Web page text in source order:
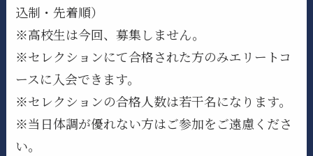
込制・先着順）
※高校生は今回、募集しません。
※セレクションにて合格された方のみエリートコ
ースに入会できます。
※セレクションの合格人数は若干名になります。
※当日体調が優れない方はご参加をご遠慮くださ
い。